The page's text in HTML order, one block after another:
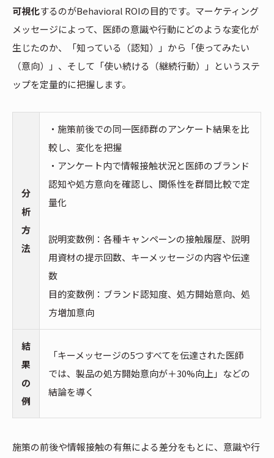
可視化するのがBehavioral ROIの目的です。マーケティング
メッセージによって、医師の意識や行動にどのような変化が
生じたのか、「知っている（認知）」から「使ってみたい
（意向）」、そして「使い続ける（継続行動）」というステ
ップを定量的に把握します。
分
析
方
法
・施策前後での同一医師群のアンケート結果を比
較し、変化を把握
・アンケート内で情報接触状況と医師のブランド
認知や処方意向を確認し、関係性を群間比較で定
量化
説明変数例：各種キャンペーンの接触履歴、説明
用資材の提示回数、キーメッセージの内容や伝達
数
目的変数例：ブランド認知度、処方開始意向、処
方増加意向
結
果
の
例
「キーメッセージの5つすべてを伝達された医師
では、製品の処方開始意向が＋30%向上」などの
結論を導く
施策の前後や情報接触の有無による差分をもとに、意識や行